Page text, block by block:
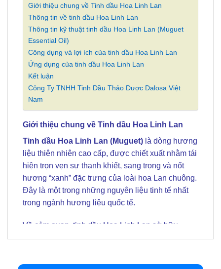
Giới thiệu chung về Tinh dầu Hoa Linh Lan
Thông tin về tinh dầu Hoa Linh Lan
Thông tin kỹ thuật tinh dầu Hoa Linh Lan (Muguet
Essential Oil)
Công dụng và lợi ích của tinh dầu Hoa Linh Lan
Ứng dụng của tinh dầu Hoa Linh Lan
Kết luận
Công Ty TNHH Tinh Dầu Thảo Dược Dalosa Việt
Nam
Giới thiệu chung về Tinh dầu Hoa Linh Lan
Tinh dầu Hoa Linh Lan (Muguet) là dòng hương
liệu thiên nhiên cao cấp, được chiết xuất nhằm tái
hiện trọn vẹn sự thanh khiết, sang trọng và nốt
hương “xanh” đặc trưng của loài hoa Lan chuông.
Đây là một trong những nguyên liệu tinh tế nhất
trong ngành hương liệu quốc tế.
Về cảm quan, tinh dầu Hoa Linh Lan sở hữu
hương thơmngọt thanh, dịu dàng, mang hơi
thuần khiết. Mùi hương này đặc biệt phù hợp cho